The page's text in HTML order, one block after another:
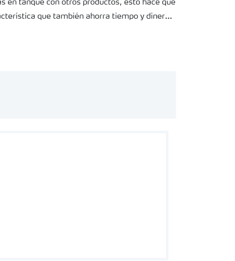
en tanque con otros productos, esto hace que
que también ahorra tiempo y dinero.
y Android hace que sea rápido y fácil